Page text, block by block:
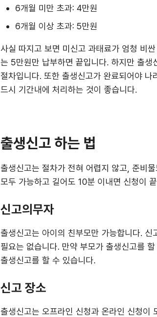
6개월 미만 초과: 4만원
6개월 이상 초과: 5만원
사실 따지고 보면 미신고 과태료가 엄청 비
는 5만원만 납부하면 끝입니다. 하지만 출
절차입니다. 또한 출생신고가 완료되어야
드시 기간내에 처리하는 것이 좋습니다.
출생신고 하는 법
출생신고는 절차가 전혀 어렵지 않고, 준비
모두 가능하고 길어도 10분 이내면 신청이
신고의무자
출생신고는 아이의 친부모만 가능합니다.
필요는 없습니다. 만약 부모가 출생신고를
출생신고를 할 수 있습니다.
신고 장소
출생신고는 오프라인 신청과 온라인 신청이